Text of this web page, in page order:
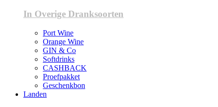
In Overige Dranksoorten
Port Wine
Orange Wine
GIN & Co
Softdrinks
CASHBACK
Proefpakket
Geschenkbon
Landen